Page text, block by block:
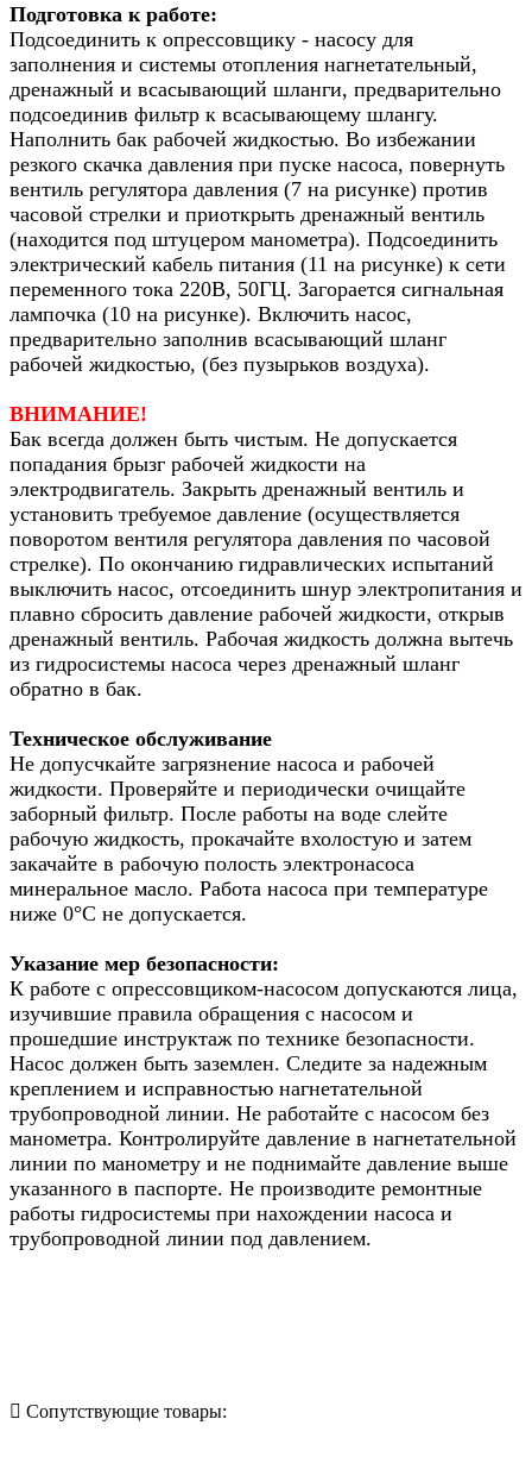
Подготовка к работе:
Подсоединить к опрессовщику - насосу для
заполнения и системы отопления нагнетательный,
дренажный и всасывающий шланги, предварительно
подсоединив фильтр к всасывающему шлангу.
Наполнить бак рабочей жидкостью. Во избежании
резкого скачка давления при пуске насоса, повернуть
вентиль регулятора давления (7 на рисунке) против
часовой стрелки и приоткрыть дренажный вентиль
(находится под штуцером манометра). Подсоединить
электрический кабель питания (11 на рисунке) к сети
переменного тока 220В, 50ГЦ. Загорается сигнальная
лампочка (10 на рисунке). Включить насос,
предварительно заполнив всасывающий шланг
рабочей жидкостью, (без пузырьков воздуха).
ВНИМАНИЕ!
Бак всегда должен быть чистым. Не допускается
попадания брызг рабочей жидкости на
электродвигатель. Закрыть дренажный вентиль и
установить требуемое давление (осуществляется
поворотом вентиля регулятора давления по часовой
стрелке). По окончанию гидравлических испытаний
выключить насос, отсоединить шнур электропитания и
плавно сбросить давление рабочей жидкости, открыв
дренажный вентиль. Рабочая жидкость должна вытечь
из гидросистемы насоса через дренажный шланг
обратно в бак.
Техническое обслуживание
Не допусчкайте загрязнение насоса и рабочей
жидкости. Проверяйте и периодически очищайте
заборный фильтр. После работы на воде слейте
рабочую жидкость, прокачайте вхолостую и затем
закачайте в рабочую полость электронасоса
минеральное масло. Работа насоса при температуре
ниже 0°С не допускается.
Указание мер безопасности:
К работе с опрессовщиком-насосом допускаются лица,
изучившие правила обращения с насосом и
прошедшие инструктаж по технике безопасности.
Насос должен быть заземлен. Следите за надежным
креплением и исправностью нагнетательной
трубопроводной линии. Не работайте с насосом без
манометра. Контролируйте давление в нагнетательной
линии по манометру и не поднимайте давление выше
указанного в паспорте. Не производите ремонтные
работы гидросистемы при нахождении насоса и
трубопроводной линии под давлением.
Сопутствующие товары: